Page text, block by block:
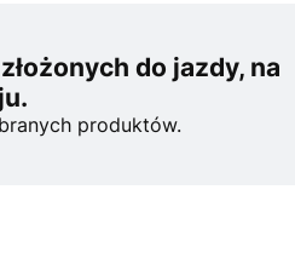
do jazdy, na
produktów.